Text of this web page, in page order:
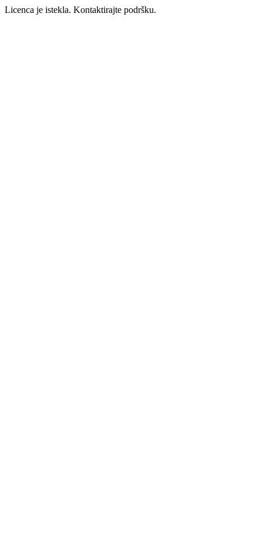
Licenca je istekla. Kontaktirajte podršku.